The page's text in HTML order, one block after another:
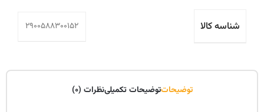
شناسه کالا 2900588300152
توضیحاتتوضیحات تکمیلینظرات (0)